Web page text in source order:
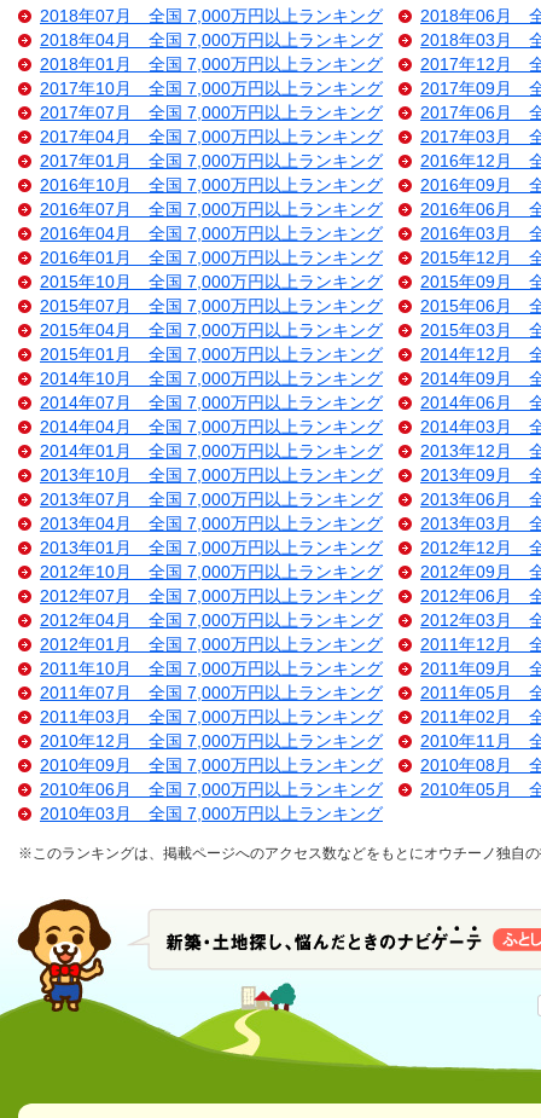
2018年07月 全国 7,000万円以上ランキング
2018年06月
2018年04月 全国 7,000万円以上ランキング
2018年03月
2018年01月 全国 7,000万円以上ランキング
2017年12月
2017年10月 全国 7,000万円以上ランキング
2017年09月
2017年07月 全国 7,000万円以上ランキング
2017年06月
2017年04月 全国 7,000万円以上ランキング
2017年03月
2017年01月 全国 7,000万円以上ランキング
2016年12月
2016年10月 全国 7,000万円以上ランキング
2016年09月
2016年07月 全国 7,000万円以上ランキング
2016年06月
2016年04月 全国 7,000万円以上ランキング
2016年03月
2016年01月 全国 7,000万円以上ランキング
2015年12月
2015年10月 全国 7,000万円以上ランキング
2015年09月
2015年07月 全国 7,000万円以上ランキング
2015年06月
2015年04月 全国 7,000万円以上ランキング
2015年03月
2015年01月 全国 7,000万円以上ランキング
2014年12月
2014年10月 全国 7,000万円以上ランキング
2014年09月
2014年07月 全国 7,000万円以上ランキング
2014年06月
2014年04月 全国 7,000万円以上ランキング
2014年03月
2014年01月 全国 7,000万円以上ランキング
2013年12月
2013年10月 全国 7,000万円以上ランキング
2013年09月
2013年07月 全国 7,000万円以上ランキング
2013年06月
2013年04月 全国 7,000万円以上ランキング
2013年03月
2013年01月 全国 7,000万円以上ランキング
2012年12月
2012年10月 全国 7,000万円以上ランキング
2012年09月
2012年07月 全国 7,000万円以上ランキング
2012年06月
2012年04月 全国 7,000万円以上ランキング
2012年03月
2012年01月 全国 7,000万円以上ランキング
2011年12月
2011年10月 全国 7,000万円以上ランキング
2011年09月
2011年07月 全国 7,000万円以上ランキング
2011年05月
2011年03月 全国 7,000万円以上ランキング
2011年02月
2010年12月 全国 7,000万円以上ランキング
2010年11月
2010年09月 全国 7,000万円以上ランキング
2010年08月
2010年06月 全国 7,000万円以上ランキング
2010年05月
2010年03月 全国 7,000万円以上ランキング
※このランキングは、掲載ページへのアクセス数などをもとにオウチーノ独自